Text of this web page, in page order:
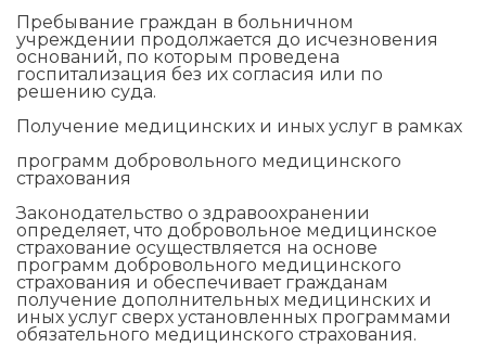
Пребывание граждан в больничном
учреждении продолжается до исчезновения
оснований, по которым проведена
госпитализация без их согласия или по
решению суда.
Получение медицинских и иных услуг в рамках
программ добровольного медицинского
страхования
Законодательство о здравоохранении
определяет, что добровольное медицинское
страхование осуществляется на основе
программ добровольного медицинского
страхования и обеспечивает гражданам
получение дополнительных медицинских и
иных услуг сверх установленных программами
обязательного медицинского страхования.